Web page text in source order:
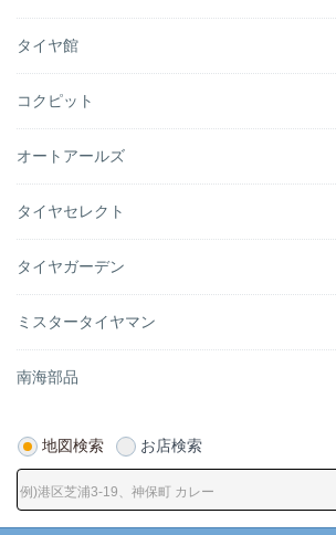
タイヤ館
コクピット
オートアールズ
タイヤセレクト
タイヤガーデン
ミスタータイヤマン
南海部品
地図検索 お店検索